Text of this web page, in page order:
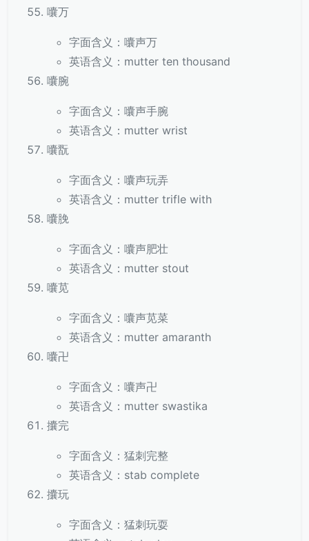
囔万
字面含义：囔声万
英语含义：mutter ten thousand
囔腕
字面含义：囔声手腕
英语含义：mutter wrist
囔翫
字面含义：囔声玩弄
英语含义：mutter trifle with
囔脕
字面含义：囔声肥壮
英语含义：mutter stout
囔苋
字面含义：囔声苋菜
英语含义：mutter amaranth
囔卍
字面含义：囔声卍
英语含义：mutter swastika
攮完
字面含义：猛刺完整
英语含义：stab complete
攮玩
字面含义：猛刺玩耍